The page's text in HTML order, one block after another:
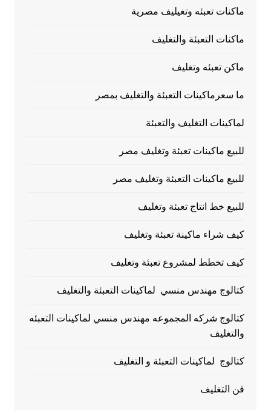
ماكنات تعبئه وتغيليف مصرية
ماكنات التعبئة والتغليف
ماكن تعبئه وتغليف
ما سعرماكينات التعبئة والتغليف بمصر
لماكينات التغليف والتعبئة
للبيع ماكينات تعبئة وتغليف مصر
للبيع ماكينات التعبئة وتغليف مصر
للبيع خط انتاج تعبئة وتغليف
كيف شراء ماكينة تعبئة وتغليف
كيف تخطط لمشروع تعبئة وتغليف
كتالوج مهندس منسي لماكينات التعبئة والتغليف
كتالوج شركه المجموعه مهندس منسي لماكينات التعبئه
والتغليف
كتالوج لماكينات التعبئة و التغليف
فن التغليف